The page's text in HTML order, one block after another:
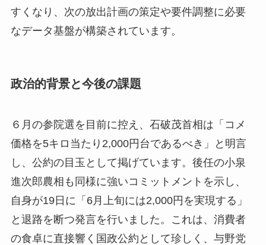
すくなり、次の放出計画の策定や要件調整に必要
なデータ基盤が構築されています。
政治的背景と今後の課題
６月の参院選を目前に控え、石破茂首相は「コメ
価格を5キロ当たり2,000円台であるべき」と明言
し、公約の目玉として掲げています。後任の小泉
進次郎農相も同様に強いコミットメントを示し、
自身が19日に「6月上旬には2,000円を実現する」
と退路を断つ発言を行いました。これは、消費者
の食卓に直接響く国政公約として珍しく、与野党